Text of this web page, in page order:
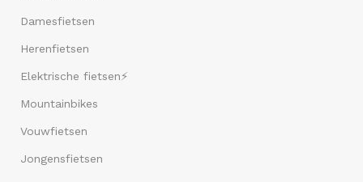
Damesfietsen
Herenfietsen
Elektrische fietsen⚡
Mountainbikes
Vouwfietsen
Jongensfietsen